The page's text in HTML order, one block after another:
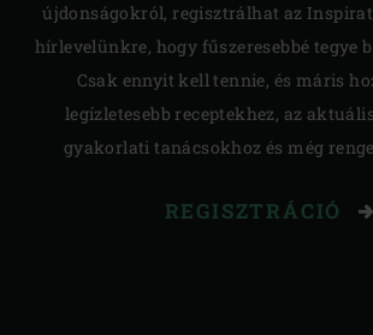
újdonságokról, regisztrálhat az
hírlevelünkre, hogy fűszeresebbé tegye
Csak ennyit kell tennie, és máris
legízletesebb receptekhez, az
gyakorlati tanácsokhoz és még
REGISZTRÁCIÓ